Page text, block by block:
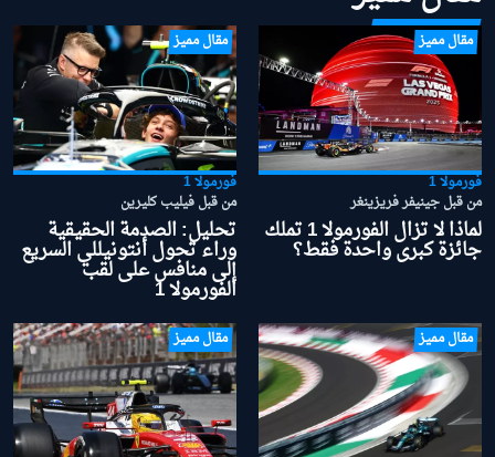
مقال مميز
فورمولا 1
من قبل جينيفر فريزينغر
لماذا لا تزال الفورمولا 1 تملك
جائزة كبرى واحدة فقط؟
مقال مميز
فورمولا 1
من قبل فيليب كليرين
تحليل: الصدمة الحقيقية
وراء تحول أنتونيللي السريع
إلى منافس على لقب
الفورمولا 1
مقال مميز مقال مميز